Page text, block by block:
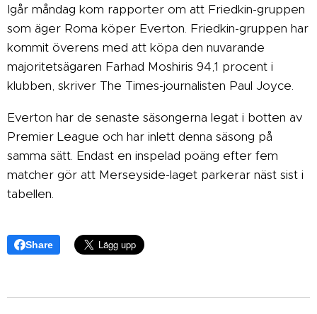
Igår måndag kom rapporter om att Friedkin-gruppen
som äger Roma köper Everton. Friedkin-gruppen har
kommit överens med att köpa den nuvarande
majoritetsägaren Farhad Moshiris 94,1 procent i
klubben, skriver The Times-journalisten Paul Joyce.
Everton har de senaste säsongerna legat i botten av
Premier League och har inlett denna säsong på
samma sätt. Endast en inspelad poäng efter fem
matcher gör att Merseyside-laget parkerar näst sist i
tabellen.
Share